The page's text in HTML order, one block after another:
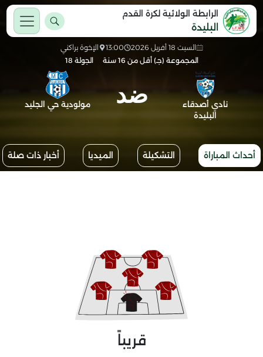
الرابطة الولائية لكرة القدم
البليدة
السبت 18 أفريل 2026 13:00
الإخوة براكني
المجموعة (جـ) أقل من 16 سنة
الجولة 18
نادي أصدقاء
البليدة
ضد مولودية حي الجليد
أحداث المباراة التشكيلة الميديا أخبار ذات صلة
قريباً